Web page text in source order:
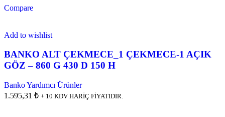
Compare
Add to wishlist
BANKO ALT ÇEKMECE_1 ÇEKMECE-1 AÇIK
GÖZ – 860 G 430 D 150 H
Banko Yardımcı Ürünler
1.595,31 ₺ + 10 KDV HARİÇ FİYATIDIR.